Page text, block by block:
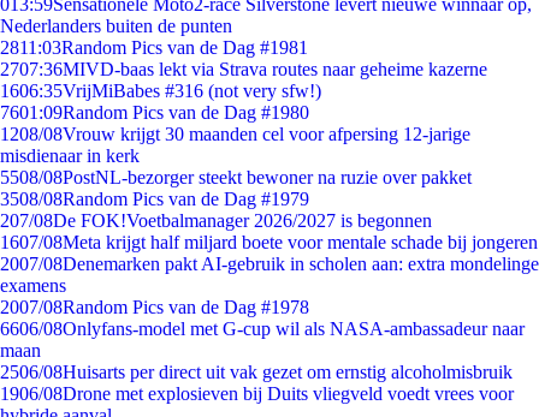
013:59Sensationele Moto2-race Silverstone levert nieuwe winnaar op,
Nederlanders buiten de punten
2811:03Random Pics van de Dag #1981
2707:36MIVD-baas lekt via Strava routes naar geheime kazerne
1606:35VrijMiBabes #316 (not very sfw!)
7601:09Random Pics van de Dag #1980
1208/08Vrouw krijgt 30 maanden cel voor afpersing 12-jarige
misdienaar in kerk
5508/08PostNL-bezorger steekt bewoner na ruzie over pakket
3508/08Random Pics van de Dag #1979
207/08De FOK!Voetbalmanager 2026/2027 is begonnen
1607/08Meta krijgt half miljard boete voor mentale schade bij jongeren
2007/08Denemarken pakt AI-gebruik in scholen aan: extra mondelinge
examens
2007/08Random Pics van de Dag #1978
6606/08Onlyfans-model met G-cup wil als NASA-ambassadeur naar
maan
2506/08Huisarts per direct uit vak gezet om ernstig alcoholmisbruik
1906/08Drone met explosieven bij Duits vliegveld voedt vrees voor